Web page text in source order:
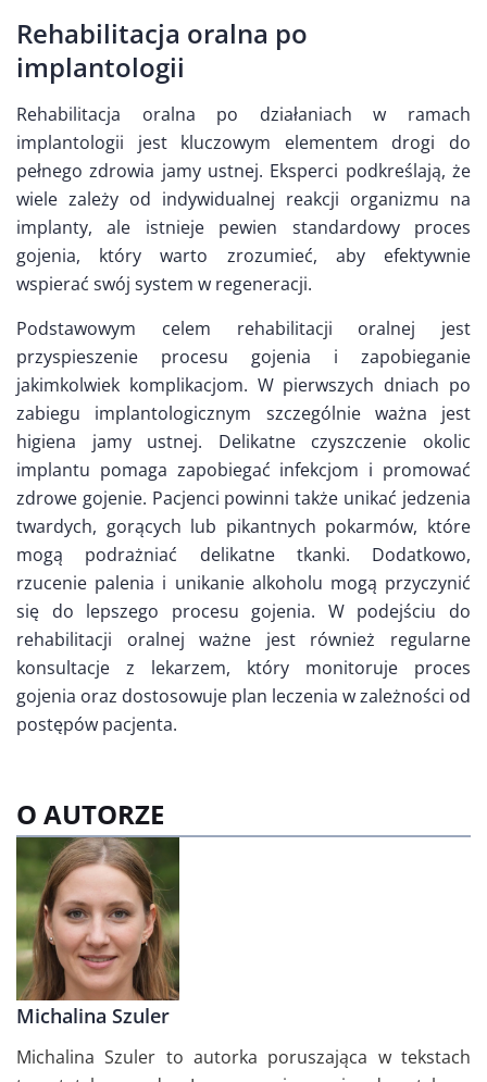
Rehabilitacja oralna po
implantologii
Rehabilitacja oralna po działaniach w ramach
implantologii jest kluczowym elementem drogi do
pełnego zdrowia jamy ustnej. Eksperci podkreślają, że
wiele zależy od indywidualnej reakcji organizmu na
implanty, ale istnieje pewien standardowy proces
gojenia, który warto zrozumieć, aby efektywnie
wspierać swój system w regeneracji.
Podstawowym celem rehabilitacji oralnej jest
przyspieszenie procesu gojenia i zapobieganie
jakimkolwiek komplikacjom. W pierwszych dniach po
zabiegu implantologicznym szczególnie ważna jest
higiena jamy ustnej. Delikatne czyszczenie okolic
implantu pomaga zapobiegać infekcjom i promować
zdrowe gojenie. Pacjenci powinni także unikać jedzenia
twardych, gorących lub pikantnych pokarmów, które
mogą podrażniać delikatne tkanki. Dodatkowo,
rzucenie palenia i unikanie alkoholu mogą przyczynić
się do lepszego procesu gojenia. W podejściu do
rehabilitacji oralnej ważne jest również regularne
konsultacje z lekarzem, który monitoruje proces
gojenia oraz dostosowuje plan leczenia w zależności od
postępów pacjenta.
O AUTORZE
Michalina Szuler
Michalina Szuler to autorka poruszająca w tekstach